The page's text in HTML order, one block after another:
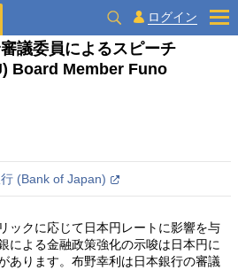
ログイン
議委員によるスピーチ
Board Member Funo
(Bank of Japan)
ックに応じて日本円レートに影響を与
による金融政策強化の示唆は日本円に
あります。布野幸利は日本銀行の審議